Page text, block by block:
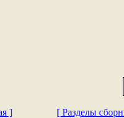
]
[ Разделы